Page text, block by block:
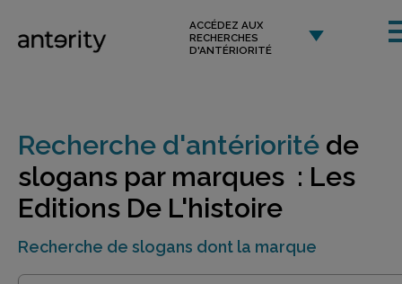
ACCÉDEZ AUX
RECHERCHES
D'ANTÉRIORITÉ
Recherche d'antériorité de
slogans par marques : Les
Editions De L'histoire
Recherche de slogans dont la marque